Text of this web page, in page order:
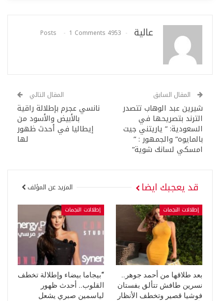
عالية 4953 Posts
1 Comments
المقال السابق
شيرين عبد الوهاب تتصدر
الترند بتصريحها في
السعودية: ” ياريتني جيت
بالمايوه” والجمهور : ”
امسكي لسانك شوية”
المقال التالي
نانسي عجرم بإطلالة راقية
بالأبيض والأسود من
إيطاليا في أحدث ظهور
لها
قد يعجبك ايضا المزيد عن المؤلف
إطلالات النجمات
بعد طلاقها من أحمد جوهر..
نسرين طافش تتألق بفستان
فوشيا قصير وتخطف الأنظار
إطلالات النجمات
“بيجاما بيضاء وإطلالة تخطف
القلوب.. أحدث ظهور
لياسمين صبري يشعل